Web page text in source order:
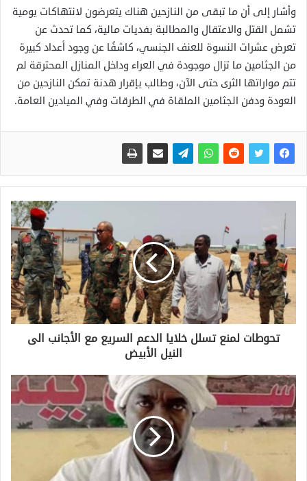
وأشار إلى أن ما تبقى من النازحين هناك يتعرضون لانتهاكات يومية
تشمل القتل والاعتقال والمطالبة بفديات مالية، كما تحدث عن
تعرض عشرات النسوة للعنف الجنسي، كاشفًا عن وجود أعداد كبيرة
من الجثامين ما تزال موجودة في العراء وداخل المنازل المحترقة لم
تتم مواراتها الثرى حتى الآن، وطالب بإقرار هدنة تمكن النازحين من
العودة ودفن الجثامين الملقاة في الطرقات وفي الميادين العامة.
تحوطات لمنع تسلل خلايا الدعم السريع مع الأجانب الى
النيل الأبيض